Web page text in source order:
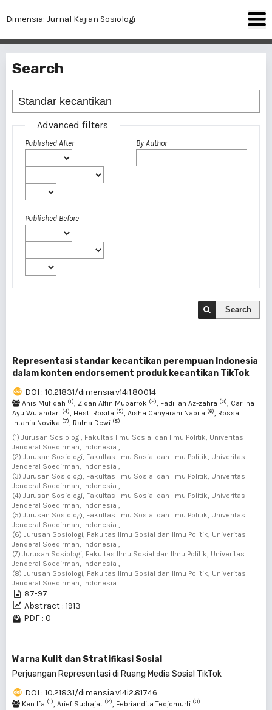
Dimensia: Jurnal Kajian Sosiologi
Search
Advanced filters
Published After
Published Before
By Author
Search
Representasi standar kecantikan perempuan Indonesia
dalam konten endorsement produk kecantikan TikTok
DOI : 10.21831/dimensia.v14i1.80014
Anis Mufidah (1), Zidan Alfin Mubarrok (2), Fadillah Az-zahra (3), Carlina
Ayu Wulandari (4), Hesti Rosita (5), Aisha Cahyarani Nabila (6), Rossa
Intania Novika (7), Ratna Dewi (8)
(1) Jurusan Sosiologi, Fakultas Ilmu Sosial dan Ilmu Politik, Univeritas
Jenderal Soedirman, Indonesia ,
(2) Jurusan Sosiologi, Fakultas Ilmu Sosial dan Ilmu Politik, Univeritas
Jenderal Soedirman, Indonesia ,
(3) Jurusan Sosiologi, Fakultas Ilmu Sosial dan Ilmu Politik, Univeritas
Jenderal Soedirman, Indonesia ,
(4) Jurusan Sosiologi, Fakultas Ilmu Sosial dan Ilmu Politik, Univeritas
Jenderal Soedirman, Indonesia ,
(5) Jurusan Sosiologi, Fakultas Ilmu Sosial dan Ilmu Politik, Univeritas
Jenderal Soedirman, Indonesia ,
(6) Jurusan Sosiologi, Fakultas Ilmu Sosial dan Ilmu Politik, Univeritas
Jenderal Soedirman, Indonesia ,
(7) Jurusan Sosiologi, Fakultas Ilmu Sosial dan Ilmu Politik, Univeritas
Jenderal Soedirman, Indonesia ,
(8) Jurusan Sosiologi, Fakultas Ilmu Sosial dan Ilmu Politik, Univeritas
Jenderal Soedirman, Indonesia
87-97
Abstract : 1913
PDF : 0
Warna Kulit dan Stratifikasi Sosial
Perjuangan Representasi di Ruang Media Sosial TikTok
DOI : 10.21831/dimensia.v14i2.81746
Ken Ifa (1) , Arief Sudrajat (2) , Febriandita Tedjomurti (3)